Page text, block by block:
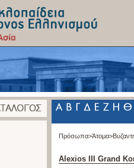
Πρόσωπα>Άτομα>
Alexios III Grand